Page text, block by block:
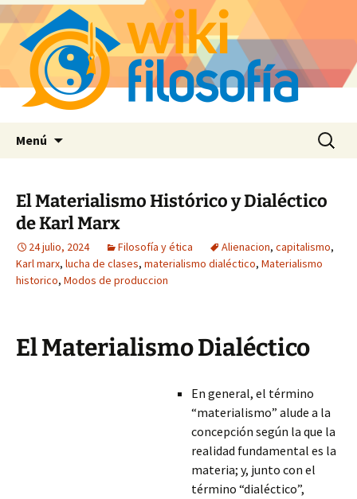
Menú Buscar:
El Materialismo Histórico y Dialéctico
de Karl Marx
24 julio, 2024 Filosofía y ética Alienacion, capitalismo,
Karl marx, lucha de clases, materialismo dialéctico, Materialismo
historico, Modos de produccion
El Materialismo Dialéctico
En general, el término
“materialismo” alude a la
concepción según la que la
realidad fundamental es la
materia; y, junto con el
término “dialéctico”,